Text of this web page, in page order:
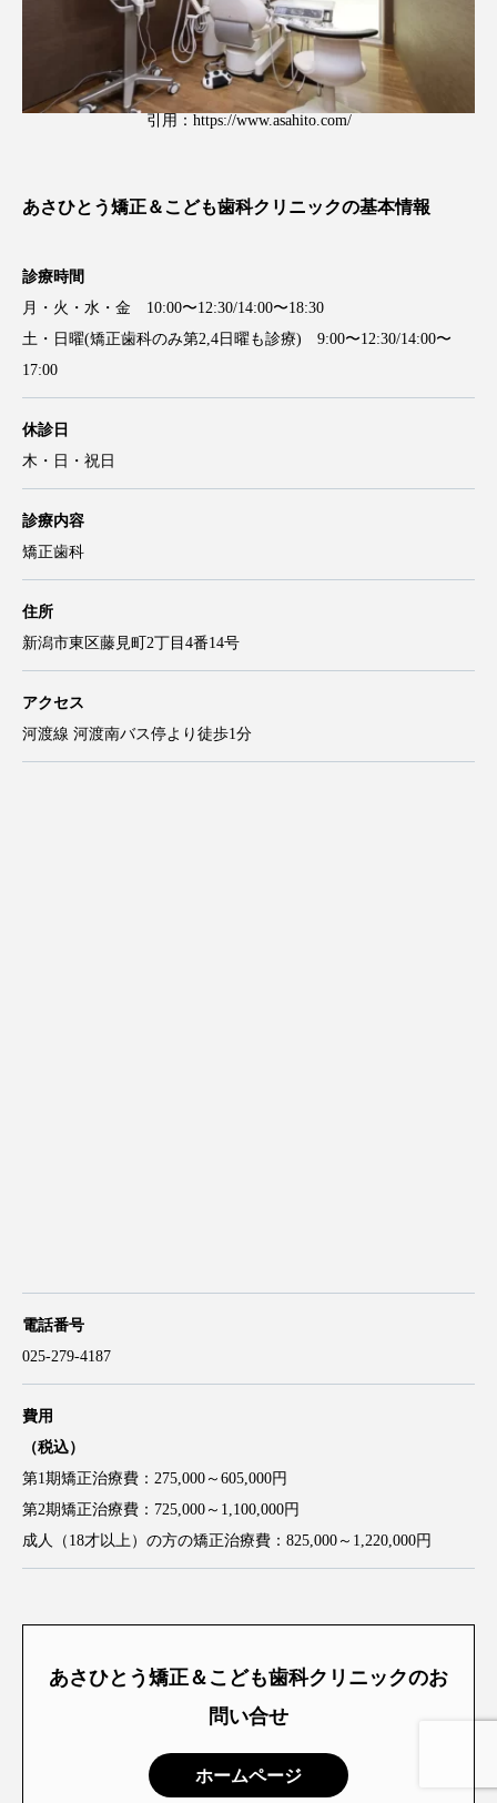
引用： https://www.asahito.com/
あさひとう矯正＆こども歯科クリニックの基本情報
診療時間
月・火・水・金 10:00〜12:30/14:00〜18:30
土・日曜(矯正歯科のみ第2,4日曜も診療) 9:00〜12:30/14:00〜
17:00
休診日
木・日・祝日
診療内容
矯正歯科
住所
新潟市東区藤見町2丁目4番14号
アクセス
河渡線 河渡南バス停より徒歩1分
電話番号
025-279-4187
費用
（税込）
第1期矯正治療費：275,000～605,000円
第2期矯正治療費：725,000～1,100,000円
成人（18才以上）の方の矯正治療費：825,000～1,220,000円
あさひとう矯正＆こども歯科クリニックのお
問い合せ
ホームページ